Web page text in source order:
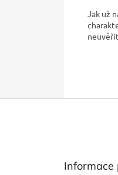
Jak už
Informace